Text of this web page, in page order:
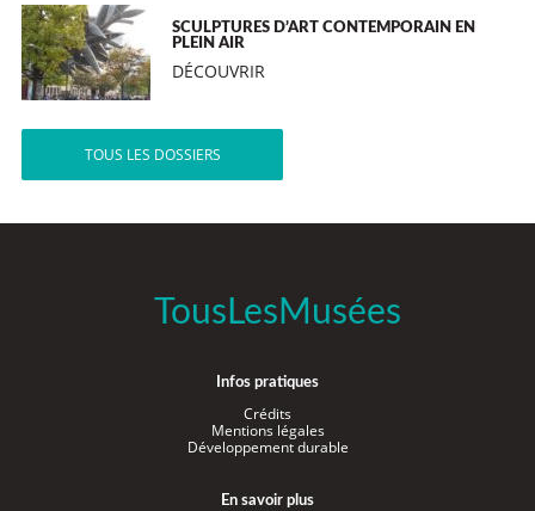
SCULPTURES D’ART CONTEMPORAIN EN
PLEIN AIR
DÉCOUVRIR
TOUS LES DOSSIERS
TousLesMusées
Infos pratiques
Crédits
Mentions légales
Développement durable
En savoir plus